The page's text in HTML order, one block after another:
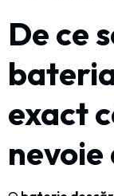
De ce
exact
nevoie